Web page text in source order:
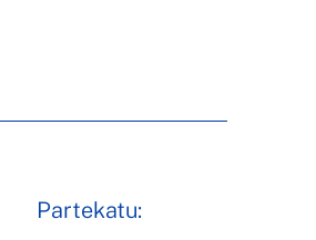
Partekatu: